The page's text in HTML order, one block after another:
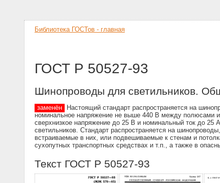
Библиотека ГОСТов - главная
ГОСТ Р 50527-93
Шинопроводы для светильников.
заменён
Настоящий стандарт распространяется на
номинальное напряжение не выше 440 В между полюсами
сверхнизкое напряжение до 25 В и номинальный ток до 25
светильников. Стандарт распространяется на
встраиваемые в них, или подвешиваемые к стенам и
сухопутных транспортных средствах и т.п., а также в
Текст ГОСТ Р 50527-93